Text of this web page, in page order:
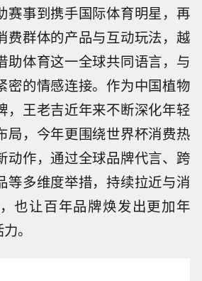
赛事到携手国际体育明星，再
费群体的产品与互动玩法，越
助体育这一全球共同语言，与
密的情感连接。作为中国植物
，王老吉近年来不断深化年轻
局，今年更围绕世界杯消费热
动作，通过全球品牌代言、跨
等多维度举措，持续拉近与消
也让百年品牌焕发出更加年
。